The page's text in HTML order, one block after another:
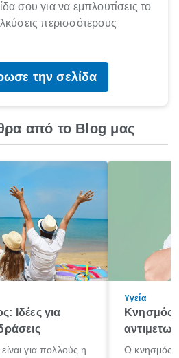
σου για να εμπλουτίσεις το
περισσότερους
την σελίδα
από το Blog μας
Ιδέες για
για πολλούς η
Υγεία
Κνησμός:
Ο κνησμός